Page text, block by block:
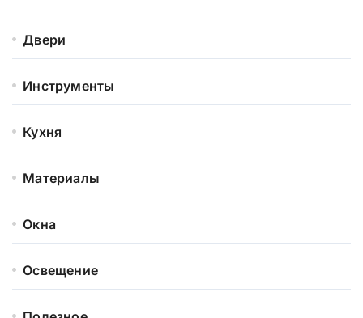
Двери
Инструменты
Кухня
Материалы
Окна
Освещение